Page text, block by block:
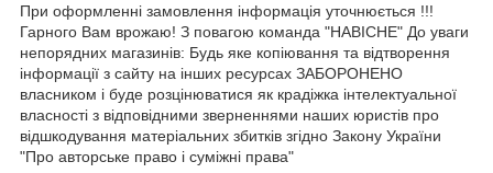
При оформленні замовлення інформація уточнюється !!!
Гарного Вам врожаю! З повагою команда "НАВІСНЕ" До уваги
непорядних магазинів: Будь яке копіювання та відтворення
інформації з сайту на інших ресурсах ЗАБОРОНЕНО
власником і буде розцінюватися як крадіжка інтелектуальної
власності з відповідними зверненнями наших юристів про
відшкодування матеріальних збитків згідно Закону України
"Про авторське право і суміжні права"